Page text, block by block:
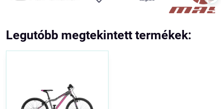
Legutóbb megtekintett termékek: